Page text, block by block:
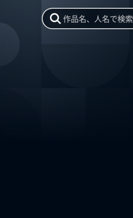
作品名、人名で検索